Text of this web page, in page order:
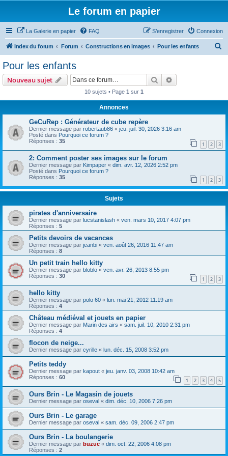
Le forum en papier
La Galerie en papier FAQ Connexion
S’enregistrer
Index du forum Forum Constructions en images Pour les enfants
Pour les enfants
Nouveau sujet Rechercher
10 sujets • Page 1 sur 1
Annonces
GeCuRep : Générateur de cube repère
Dernier message par robertaub86 « jeu. juil. 30, 2026 3:16 am
Posté dans Pourquoi ce forum ?
Réponses : 35 1 2 3
2: Comment poster ses images sur le forum
Dernier message par Kimpaper « dim. avr. 12, 2026 2:52 pm
Posté dans Pourquoi ce forum ?
Réponses : 35 1 2 3
Sujets
pirates d'anniversaire
Dernier message par lucstanislash « ven. mars 10, 2017 4:07 pm
Réponses : 5
Petits devoirs de vacances
Dernier message par jeanbi « ven. août 26, 2016 11:47 am
Réponses : 8
Un petit train hello kitty
Dernier message par bloblo « ven. avr. 26, 2013 8:55 pm
Réponses : 30 1 2 3
hello kitty
Dernier message par polo 60 « lun. mai 21, 2012 11:19 am
Réponses : 4
Château médiéval et jouets en papier
Dernier message par Marin des airs « sam. juil. 10, 2010 2:31 pm
Réponses : 4
flocon de neige...
Dernier message par cyrille « lun. déc. 15, 2008 3:52 pm
Petits teddy
Dernier message par kapout « jeu. janv. 03, 2008 10:42 am
Réponses : 60 1 2 3 4 5
Ours Brin - Le Magasin de jouets
Dernier message par oseval « dim. déc. 10, 2006 7:26 pm
Ours Brin - Le garage
Dernier message par oseval « sam. déc. 09, 2006 2:47 pm
Ours Brin - La boulangerie
Dernier message par buzuc « dim. oct. 22, 2006 4:08 pm
Réponses : 2